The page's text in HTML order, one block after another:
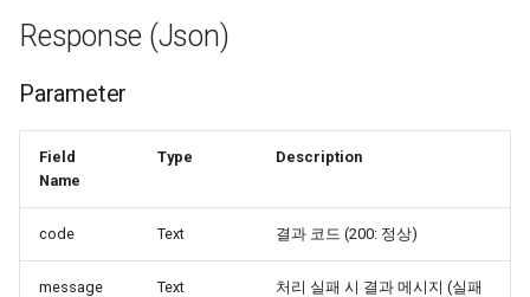
Response (Json)
Parameter
Field
Name
Type Description
code Text 결과 코드 (200: 정상)
message Text
처리 실패 시 결과 메시지 (실패